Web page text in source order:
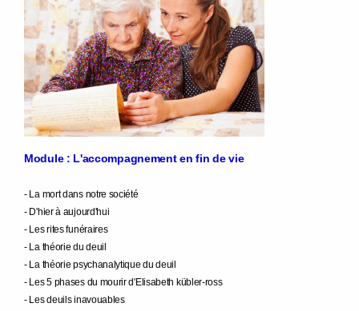
Module : L'accompagnement en fin de vie
- La mort dans notre société
- D'hier à aujourd'hui
- Les rites funéraires
- La théorie du deuil
- La théorie psychanalytique du deuil
- Les 5 phases du mourir d'Elisabeth kübler-ross
- Les deuils inavouables